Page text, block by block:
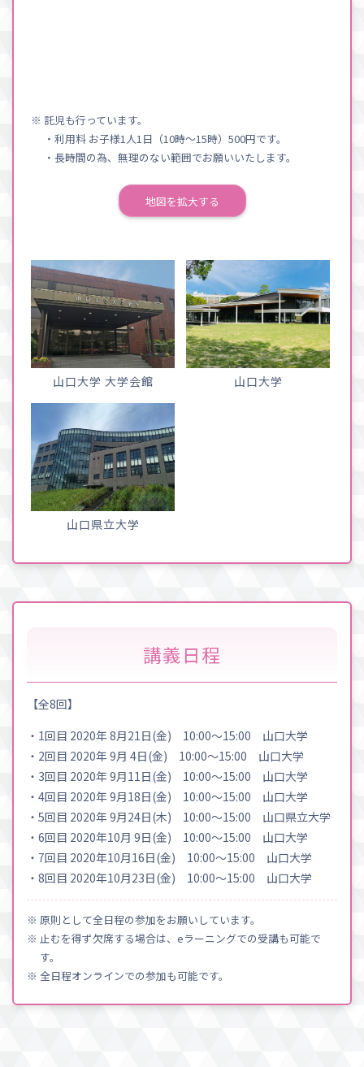
※ 託児も行っています。
・利用料 お子様1人1日（10時〜15時）500円です。
・長時間の為、無理のない範囲でお願いいたします。
地図を拡大する
山口大学 大学会館 山口大学
山口県立大学
講義日程
【全8回】
・1回目 2020年 8月21日(金) 10:00〜15:00 山口大学
・2回目 2020年 9月 4日(金) 10:00〜15:00 山口大学
・3回目 2020年 9月11日(金) 10:00〜15:00 山口大学
・4回目 2020年 9月18日(金) 10:00〜15:00 山口大学
・5回目 2020年 9月24日(木) 10:00〜15:00 山口県立大学
・6回目 2020年10月 9日(金) 10:00〜15:00 山口大学
・7回目 2020年10月16日(金) 10:00〜15:00 山口大学
・8回目 2020年10月23日(金) 10:00〜15:00 山口大学
※ 原則として全日程の参加をお願いしています。
※ 止むを得ず欠席する場合は、eラーニングでの受講も可能で
す。
※ 全日程オンラインでの参加も可能です。